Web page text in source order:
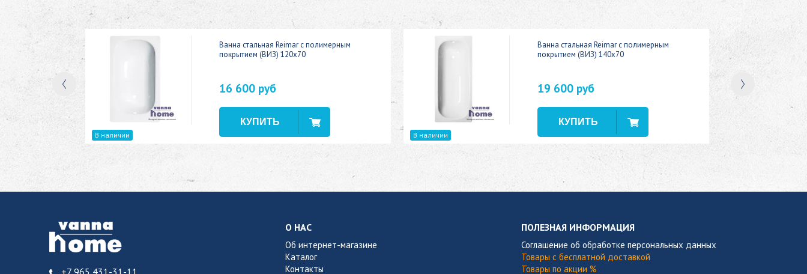
150x70
В наличии
Ванна стальная Reimar с полимерным
покрытием (ВИЗ) 120x70
16 600 руб
В наличии
Ванна стальная Reimar с полимерным
покрытием (ВИЗ) 140x70
19 600 руб
+7 965 431-31-11
О НАС
Об интернет-магазине
Каталог
Контакты
ПОЛЕЗНАЯ ИНФОРМАЦИЯ
Соглашение об обработке персональных данных
Товары с бесплатной доставкой
Товары по акции %